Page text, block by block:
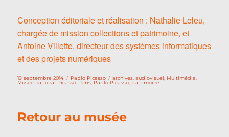
Conception éditoriale et réalisation : Nathalie Leleu,
chargée de mission collections et patrimoine, et
Antoine Villette, directeur des systèmes informatiques
et des projets numériques
Publié
le
19 septembre 2014 Catégories
Pablo Picasso Étiquettes
archives ,audiovisuel Multimédia
Musée national Picasso-Paris Pablo Picasso patrimoine
Retour au musée